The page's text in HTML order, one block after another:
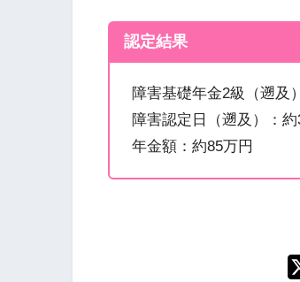
認定結果
障害基礎年金2級（遡及）
障害認定日（遡及）：約
年金額：約85万円